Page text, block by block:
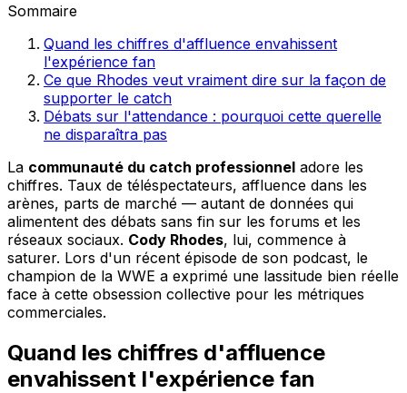
Sommaire
Quand les chiffres d'affluence envahissent
l'expérience fan
Ce que Rhodes veut vraiment dire sur la façon de
supporter le catch
Débats sur l'attendance : pourquoi cette querelle
ne disparaîtra pas
La communauté du catch professionnel adore les
chiffres. Taux de téléspectateurs, affluence dans les
arènes, parts de marché — autant de données qui
alimentent des débats sans fin sur les forums et les
réseaux sociaux. Cody Rhodes, lui, commence à
saturer. Lors d'un récent épisode de son podcast, le
champion de la WWE a exprimé une lassitude bien réelle
face à cette obsession collective pour les métriques
commerciales.
Quand les chiffres d'affluence
envahissent l'expérience fan